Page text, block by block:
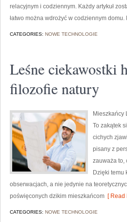
relacyjnym i codziennym. Każdy artykuł
łatwo można wdrożyć w codziennym
CATEGORIES: NOWE TECHNOLOGIE
Leśne ciekawostki
filozofie natury
Mieszkańcy
To zakątek
cichych
pisany z
zauważa to,
Dzięki temu
obserwacjach, a nie jedynie na
poświęconych dzikim mieszkańcom [ Read
CATEGORIES: NOWE TECHNOLOGIE